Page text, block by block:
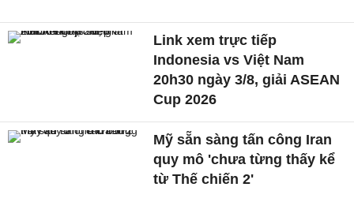
Link xem trực tiếp
Indonesia vs Việt Nam
20h30 ngày 3/8, giải ASEAN
Cup 2026
Mỹ sẵn sàng tấn công Iran
quy mô 'chưa từng thấy kể
từ Thế chiến 2'